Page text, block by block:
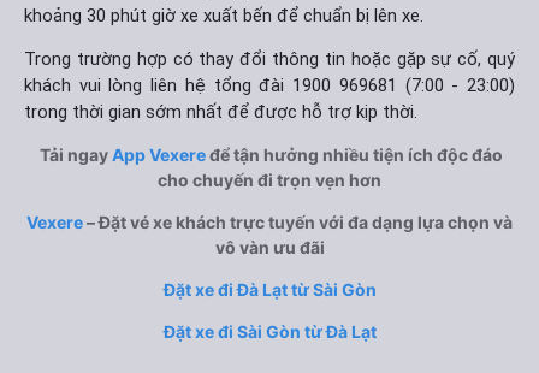
khoảng 30 phút giờ xe xuất bến để chuẩn bị lên xe.
Trong trường hợp có thay đổi thông tin hoặc gặp sự cố, quý
khách vui lòng liên hệ tổng đài 1900 969681 (7:00 - 23:00)
trong thời gian sớm nhất để được hỗ trợ kịp thời.
Tải ngayApp Vexeređể tận hưởng nhiều tiện ích độc đáo
cho chuyến đi trọn vẹn hơn
Vexere– Đặt vé xe khách trực tuyến với đa dạng lựa chọn và
vô vàn ưu đãi
Đặt xe đi Đà Lạt từ Sài Gòn
Đặt xe đi Sài Gòn từ Đà Lạt